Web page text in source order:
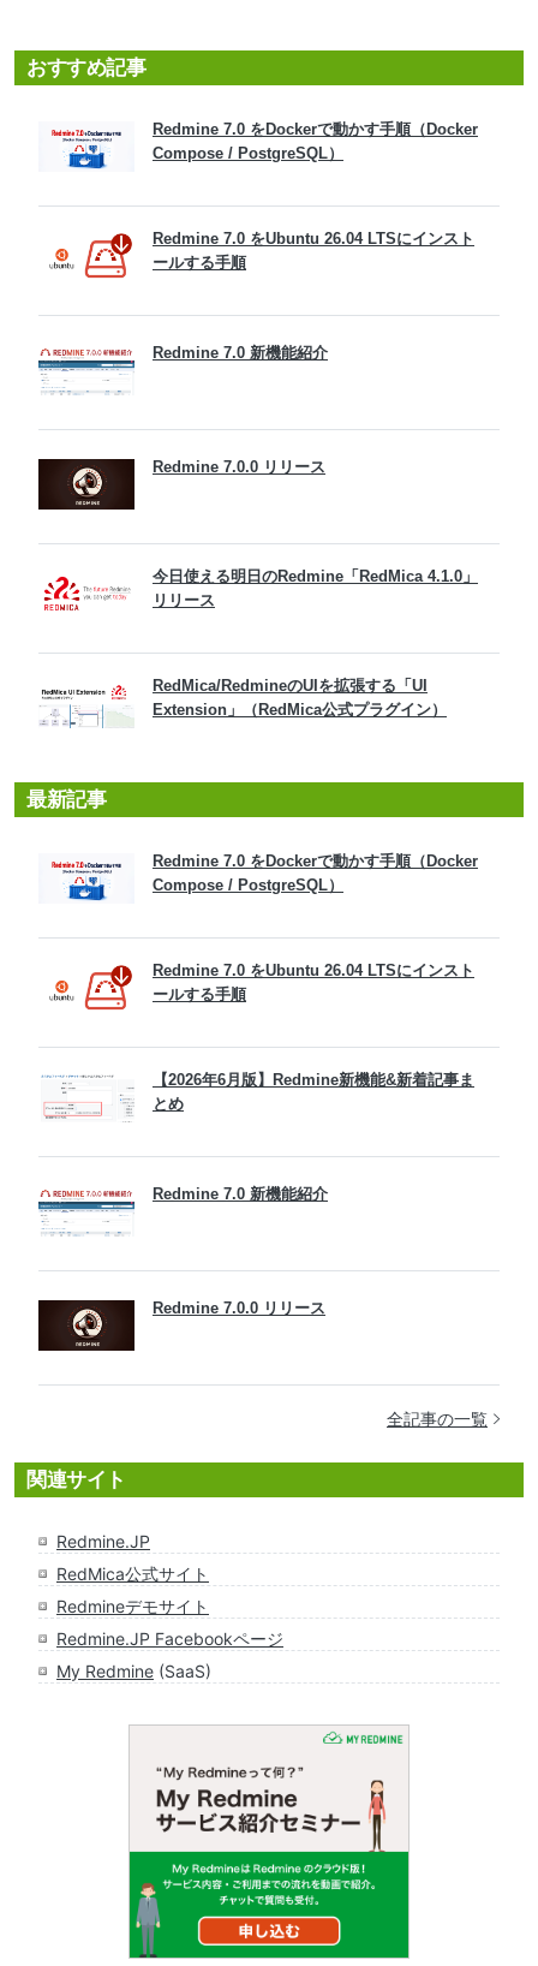
おすすめ記事
Redmine 7.0 をDockerで動かす手順（Docker
Compose / PostgreSQL）
Redmine 7.0 をUbuntu 26.04 LTSにインスト
ールする手順
Redmine 7.0 新機能紹介
Redmine 7.0.0 リリース
今日使える明日のRedmine「RedMica 4.1.0」
リリース
RedMica/RedmineのUIを拡張する「UI
Extension」（RedMica公式プラグイン）
最新記事
Redmine 7.0 をDockerで動かす手順（Docker
Compose / PostgreSQL）
Redmine 7.0 をUbuntu 26.04 LTSにインスト
ールする手順
【2026年6月版】Redmine新機能&新着記事ま
とめ
Redmine 7.0 新機能紹介
Redmine 7.0.0 リリース
全記事の一覧
関連サイト
Redmine.JP
RedMica公式サイト
Redmineデモサイト
Redmine.JP Facebookページ
My Redmine (SaaS)